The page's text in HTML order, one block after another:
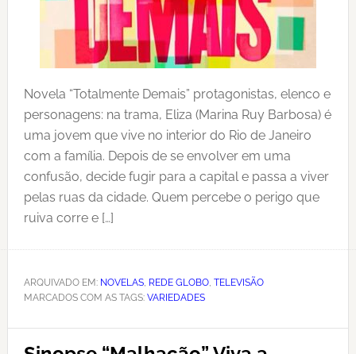
Novela “Totalmente Demais” protagonistas, elenco e
personagens: na trama, Eliza (Marina Ruy Barbosa) é
uma jovem que vive no interior do Rio de Janeiro
com a família. Depois de se envolver em uma
confusão, decide fugir para a capital e passa a viver
pelas ruas da cidade. Quem percebe o perigo que
ruiva corre e […]
ARQUIVADO EM: NOVELAS, REDE GLOBO, TELEVISÃO
MARCADOS COM AS TAGS: VARIEDADES